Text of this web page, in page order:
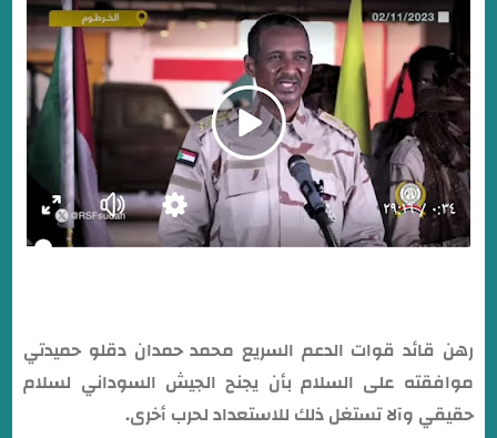
رهن قائد قوات الدعم السريع محمد حمدان دقلو حميدتي
موافقته على السلام بأن يجنح الجيش السوداني لسلام
حقيقي وآلا تستغل ذلك للاستعداد لحرب أخرى.